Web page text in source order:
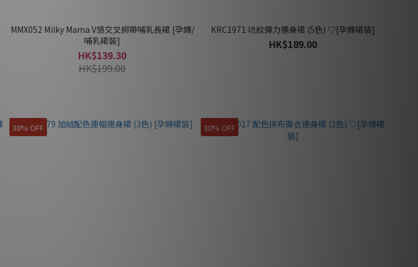
MMX052 Milky Mama V領交叉綁帶哺乳長裙 [孕婦/
哺乳裙裝]
HK$139.30
HK$199.00
KRC1971 坑紋彈力連身裙 (5色) ♡[孕婦裙裝]
HK$189.00
30% OFF 30% OFF